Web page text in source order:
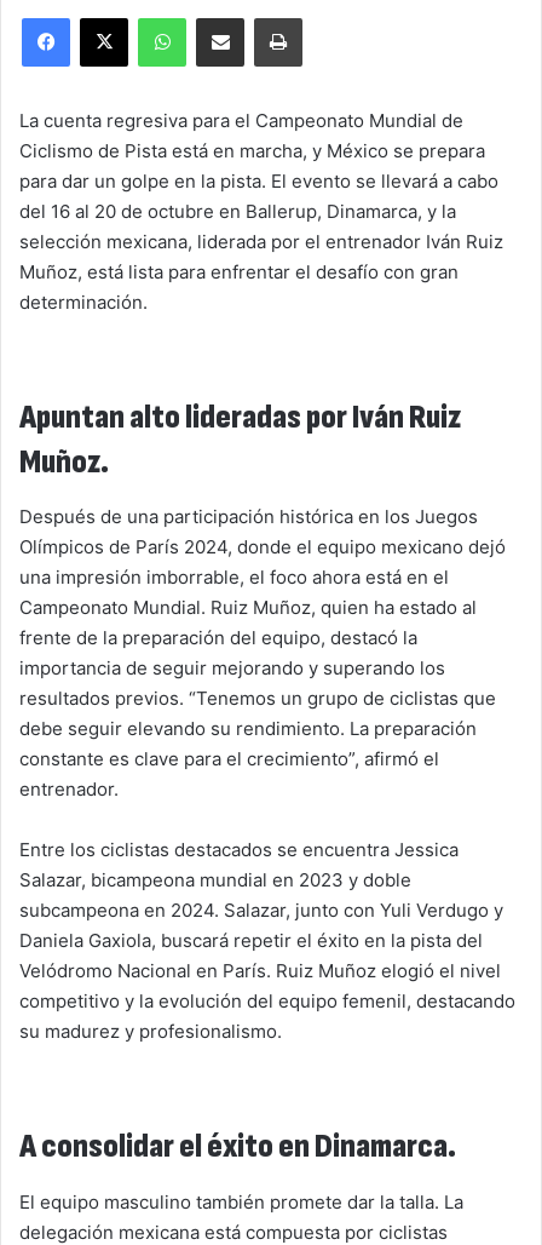
Facebook
X WhatsAppCompartir por correo electrónicoImprimir
La cuenta regresiva para el Campeonato Mundial de
Ciclismo de Pista está en marcha, y México se prepara
para dar un golpe en la pista. El evento se llevará a cabo
del 16 al 20 de octubre en Ballerup, Dinamarca, y la
selección mexicana, liderada por el entrenador Iván Ruiz
Muñoz, está lista para enfrentar el desafío con gran
determinación.
Apuntan alto lideradas por Iván Ruiz
Muñoz.
Después de una participación histórica en los Juegos
Olímpicos de París 2024, donde el equipo mexicano dejó
una impresión imborrable, el foco ahora está en el
Campeonato Mundial. Ruiz Muñoz, quien ha estado al
frente de la preparación del equipo, destacó la
importancia de seguir mejorando y superando los
resultados previos. “Tenemos un grupo de ciclistas que
debe seguir elevando su rendimiento. La preparación
constante es clave para el crecimiento”, afirmó el
entrenador.
Entre los ciclistas destacados se encuentra Jessica
Salazar, bicampeona mundial en 2023 y doble
subcampeona en 2024. Salazar, junto con Yuli Verdugo y
Daniela Gaxiola, buscará repetir el éxito en la pista del
Velódromo Nacional en París. Ruiz Muñoz elogió el nivel
competitivo y la evolución del equipo femenil, destacando
su madurez y profesionalismo.
A consolidar el éxito en Dinamarca.
El equipo masculino también promete dar la talla. La
delegación mexicana está compuesta por ciclistas